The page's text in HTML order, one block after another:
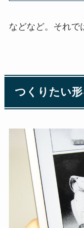
などなど。それで
つくりたい形